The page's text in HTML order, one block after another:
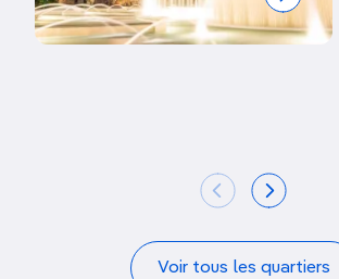
Voir tous les quartiers